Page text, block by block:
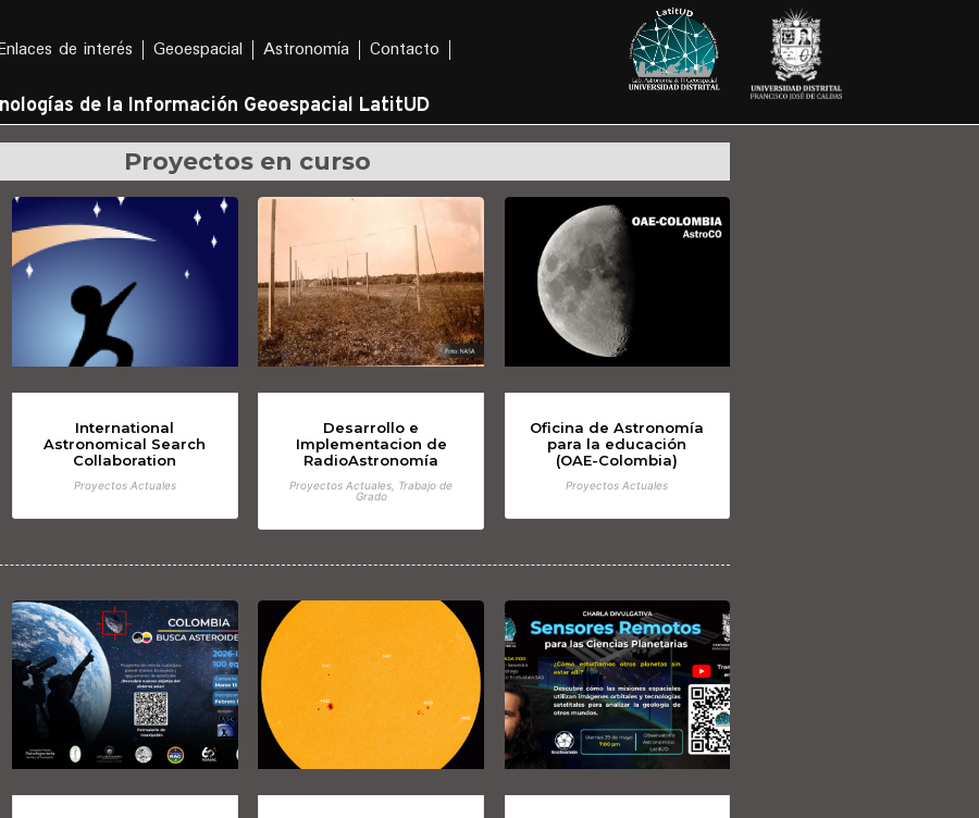
de interés Geoespacial Astronomía Contacto
de la Información Geoespacial LatitUD
Proyectos en curso
International
Astronomical Search
Collaboration
Proyectos Actuales
Desarrollo e
Implementacion de
RadioAstronomía
Proyectos Actuales, Trabajo de
Grado
Oficina de Astronomía
para la educación
(OAE-Colombia)
Proyectos Actuales